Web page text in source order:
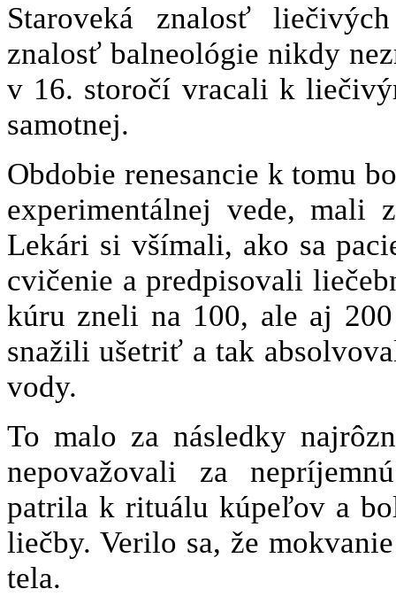
Staroveká znalosť
znalosť balneológie nikdy
v 16. storočí vracali k
samotnej.
Obdobie renesancie k tomu
experimentálnej vede, mali
Lekári si všímali, ako sa
cvičenie a predpisovali
kúru zneli na 100, ale aj
snažili ušetriť a tak
vody.
To malo za následky
nepovažovali za
patrila k rituálu kúpeľov a
liečby. Verilo sa, že
tela.